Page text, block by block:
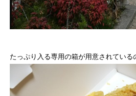
たっぷり入る専用の箱が用意されている